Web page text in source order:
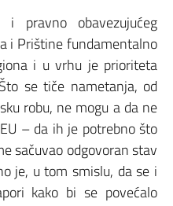
i pravno obavezujućeg
i Prištine fundamentalno
i u vrhu je prioriteta
se tiče nametanja, od
robu, ne mogu a da ne
– da ih je potrebno što
sačuvao odgovoran stav
je, u tom smislu, da se i
kako bi se povećalo